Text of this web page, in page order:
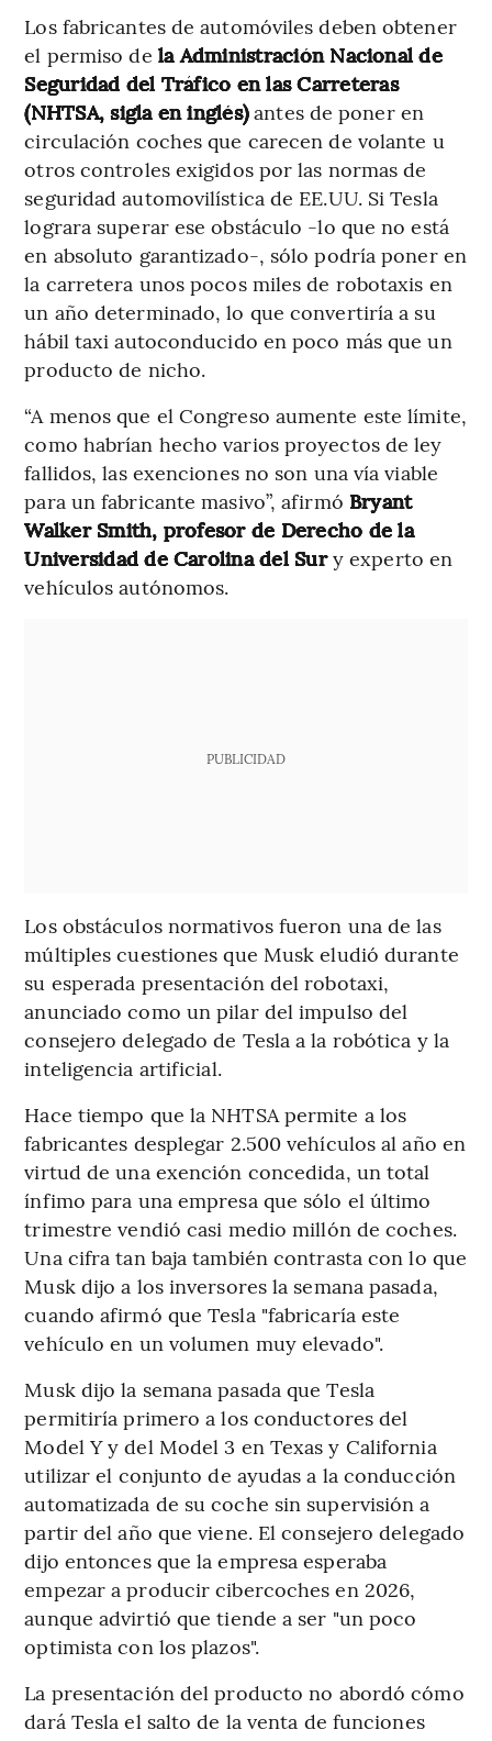
Los fabricantes de automóviles deben obtener
el permiso de la Administración Nacional de
Seguridad del Tráfico en las Carreteras
(NHTSA, sigla en inglés)antes de poner en
circulación coches que carecen de volante u
otros controles exigidos por las normas de
seguridad automovilística de EE.UU. Si Tesla
lograra superar ese obstáculo -lo que no está
en absoluto garantizado-, sólo podría poner en
la carretera unos pocos miles de robotaxis en
un año determinado, lo que convertiría a su
hábil taxi autoconducido en poco más que un
producto de nicho.
“A menos que el Congreso aumente este límite,
como habrían hecho varios proyectos de ley
fallidos, las exenciones no son una vía viable
para un fabricante masivo”, afirmó Bryant
Walker Smith, profesor de Derecho de la
Universidad de Carolina del Sury experto en
vehículos autónomos.
PUBLICIDAD
Los obstáculos normativos fueron una de las
múltiples cuestiones que Musk eludió durante
su esperada presentación del robotaxi,
anunciado como un pilar del impulso del
consejero delegado de Tesla a la robótica y la
inteligencia artificial.
Hace tiempo que la NHTSA permite a los
fabricantes desplegar 2.500 vehículos al año en
virtud de una exención concedida, un total
ínfimo para una empresa que sólo el último
trimestre vendió casi medio millón de coches.
Una cifra tan baja también contrasta con lo que
Musk dijo a los inversores la semana pasada,
cuando afirmó que Tesla "fabricaría este
vehículo en un volumen muy elevado".
Musk dijo la semana pasada que Tesla
permitiría primero a los conductores del
Model Y y del Model 3 en Texas y California
utilizar el conjunto de ayudas a la conducción
automatizada de su coche sin supervisión a
partir del año que viene. El consejero delegado
dijo entonces que la empresa esperaba
empezar a producir cibercoches en 2026,
aunque advirtió que tiende a ser "un poco
optimista con los plazos".
La presentación del producto no abordó cómo
dará Tesla el salto de la venta de funciones